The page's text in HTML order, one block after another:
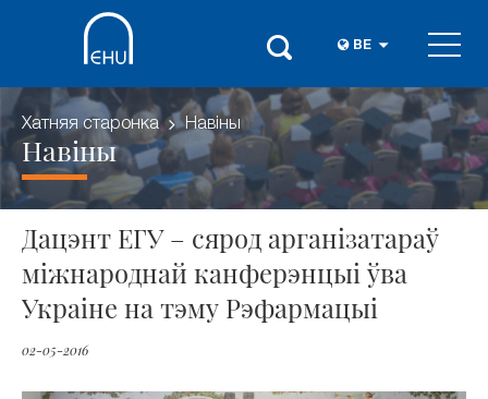
BE
Хатняя старонка Навіны
Навіны
Дацэнт ЕГУ – сярод арганізатараў
міжнароднай канферэнцыі ўва
Украіне на тэму Рэфармацыі
02-05-2016